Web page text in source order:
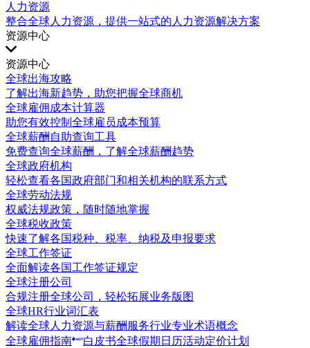
人力资源
整合全球人力资源，提供一站式的人力资源解决方案
资源中心
资源中心
全球出海攻略
了解出海新趋势，助您把握全球商机
全球雇佣成本计算器
助您有效控制全球雇员成本预算
全球薪酬自助查询工具
免费查询全球薪酬，了解全球薪酬趋势
全球政府机构
轻松查看各国政府部门和相关机构的联系方式
全球劳动法规
权威法规政策，随时随地掌握
全球税收政策
快速了解各国税种、税率、纳税及申报要求
全球工作签证
全面解读各国工作签证规定
全球注册公司
合规注册全球公司，轻松拓展业务版图
全球HR行业词汇表
解读全球人力资源与薪酬服务行业专业术语概念
全球雇佣指南
白皮书全球假期日历活动定价计划